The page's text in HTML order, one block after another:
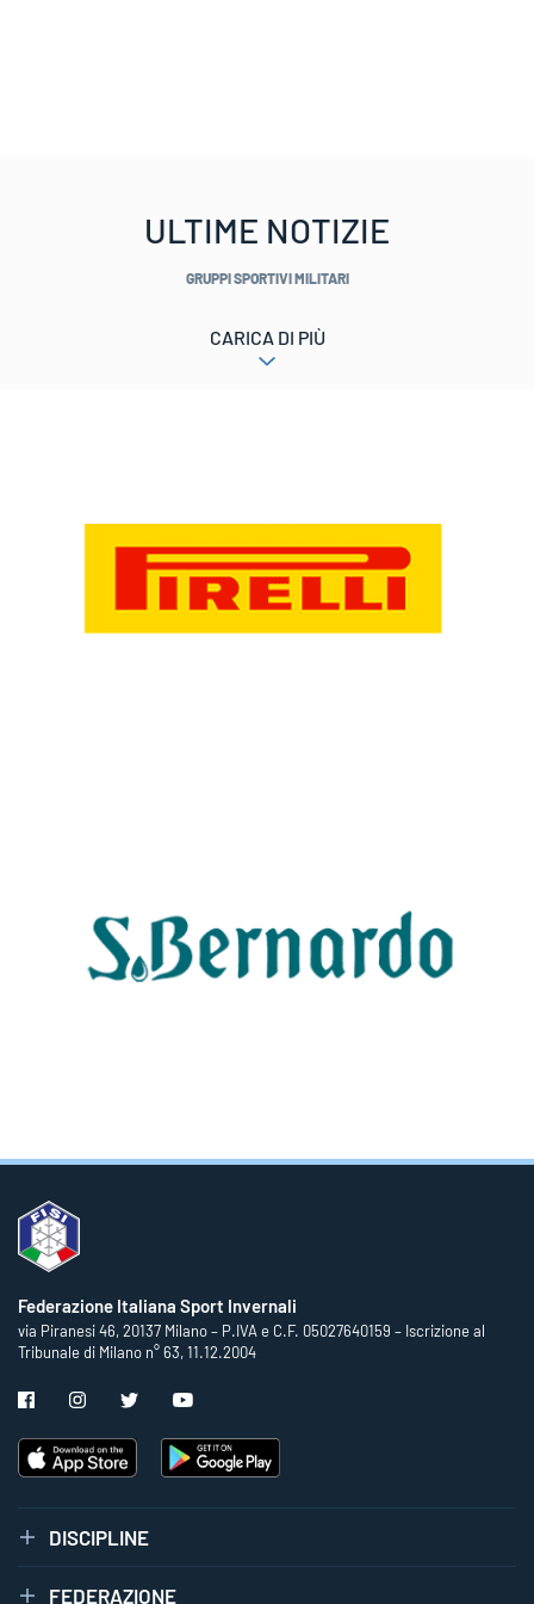
ULTIME NOTIZIE
GRUPPI SPORTIVI MILITARI
CARICA DI PIÙ
Federazione Italiana Sport Invernali
via Piranesi 46, 20137 Milano – P.IVA e C.F. 05027640159 – Iscrizione al
Tribunale di Milano n° 63, 11.12.2004
DISCIPLINE
FEDERAZIONE